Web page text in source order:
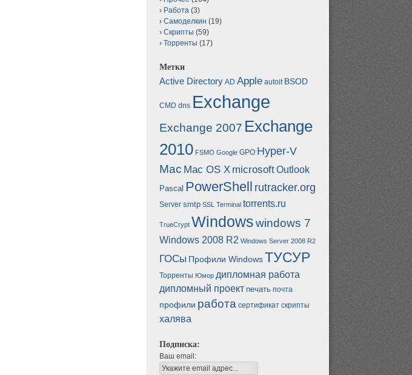
Работа (3)
Самоделкин (19)
Скрипты (59)
Торренты (17)
Метки
Active Directory AD Apple autoit BSOD
CMD dns Exchange
Exchange 2007 Exchange
2010 FSMO Google GPO Hyper-V
Mac Mac OS X microsoftOutlook
Pascal PowerShell rutracker.org
Server smtp SSL Terminal torrents.ru
TrueCrypt Windowswindows 7
Windows 2008 R2 Windows Server 2008 R2
ГОСы Профили WindowsТУСУР
Торренты Юмор дипломная работа
дипломный проект печать почта
профили работа сертификат скрипты
халява
Подписка:
Ваш email: